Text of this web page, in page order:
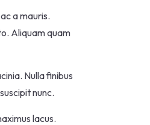
a mauris.
Aliquam quam
Nulla finibus
nunc.
lacus.